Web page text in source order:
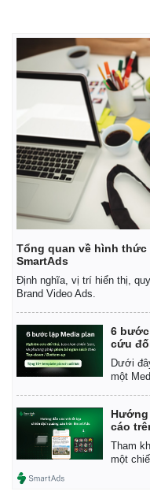
Bất động sản
Khởi nghiệp
Tổng quan về hình thức
SmartAds
Định nghĩa, vị trí hiển thị,
Brand Video Ads.
6
cứu
Dưới
một
cáo
Tham
một